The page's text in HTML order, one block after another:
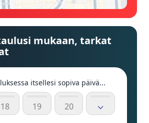
mukaan, tarkat
itsellesi sopiva päivä...
18 19 20